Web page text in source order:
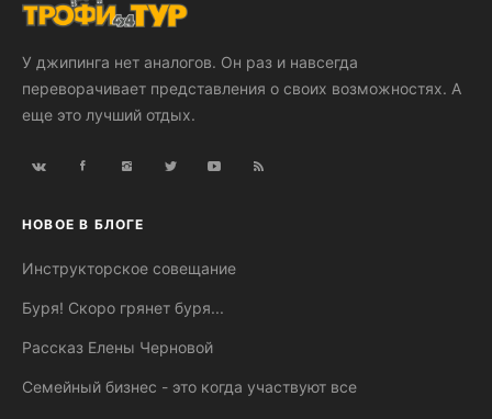
У джипинга нет аналогов. Он раз и навсегда
переворачивает представления о своих возможностях. А
еще это лучший отдых.
НОВОЕ В БЛОГЕ
Инструкторское совещание
Буря! Скоро грянет буря...
Рассказ Елены Черновой
Семейный бизнес - это когда участвуют все